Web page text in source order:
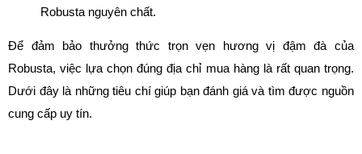
Robusta nguyên chất.
Để đảm bảo thưởng thức trọn vẹn hương vị đậm đà của
Robusta, việc lựa chọn đúng địa chỉ mua hàng là rất quan trọng.
Dưới đây là những tiêu chí giúp bạn đánh giá và tìm được nguồn
cung cấp uy tín.